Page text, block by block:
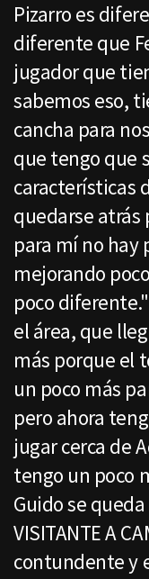
Pizarro es
diferente que
jugador que
sabemos eso,
cancha para
que tengo que
características
quedarse atrás
para mí no hay
mejorando
poco
el área, que
más porque el
un poco más
pero ahora
jugar cerca de
tengo un poco
Guido se
VISITANTE A
contundente y